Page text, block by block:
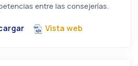
entre las consejerías.
Vista web